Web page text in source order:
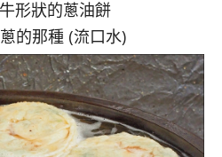
形狀的蔥油餅
的那種 (流口水)